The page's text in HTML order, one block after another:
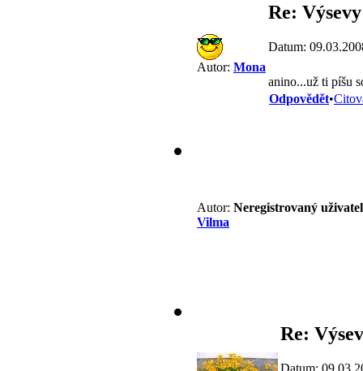
Autor: Mona
Re:
Datum:
anino...už ti píšu
Odpovědět•
Autor: Neregistrovaný
Vilma
Re:
Datum: